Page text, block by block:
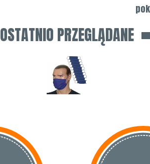
W przypadku zakupów
nieznacznie się wydłużyć.
Kolor gumki
przedstawionego na
Prawo odstąpienia od
otwarciu opakowania
ochronę zdrowia lub
opakowanie zostało
OSTATNIO PRZEGLĄDANE